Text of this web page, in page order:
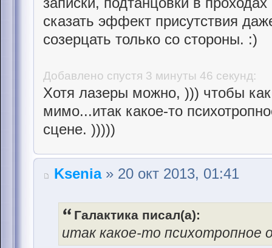
сказать эффект присутствия
созерцать только со стороны. :)
Добавлено спустя 3 минуты 46 секунд:
Хотя лазеры можно, ))) чтобы
мимо...итак какое-то
сцене. )))))
Ksenia» 20 окт 2013, 01:41
Галактика писал(а):
итак какое-то психотропное